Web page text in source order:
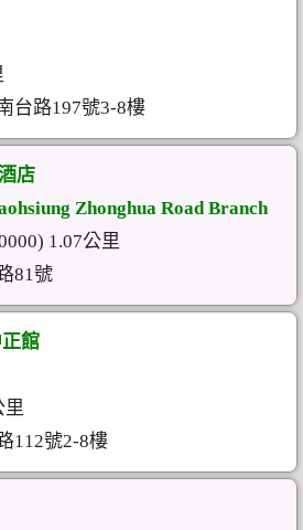
台路197號3-8樓
店
Zhonghua Road Branch
1.07公里
81號
館
里
112號2-8樓